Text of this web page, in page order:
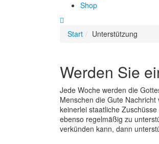
Shop
Start Unterstützung
Werden Sie
Jede Woche werden die
Menschen die Gute
keinerlei staatliche
ebenso regelmäßig zu
verkünden kann, dann